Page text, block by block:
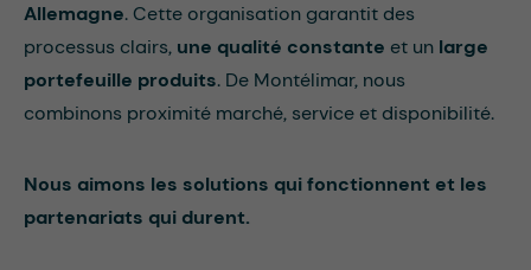
Allemagne. Cette organisation garantit des
processus clairs, une qualité constante et un large
portefeuille produits. De Montélimar, nous
combinons proximité marché, service et disponibilité.
Nous aimons les solutions qui fonctionnent et les
partenariats qui durent.